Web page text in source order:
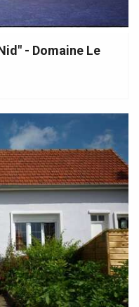
- Domaine Le